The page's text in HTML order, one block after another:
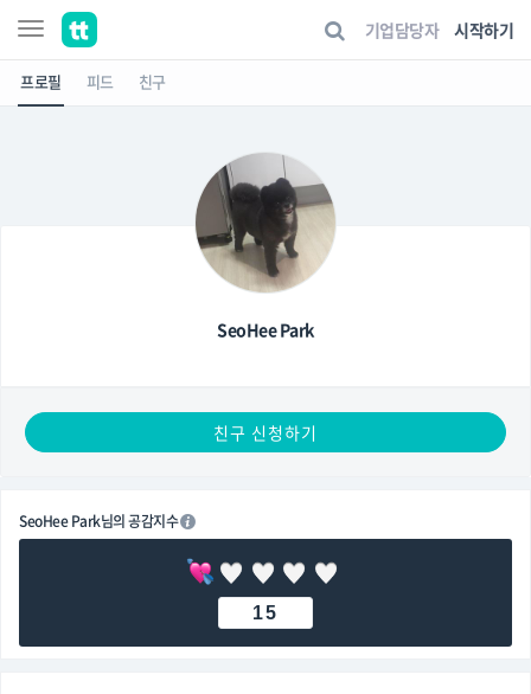
기업담당자 시작하기
프로필 피드 친구
SeoHee Park
친구 신청하기
SeoHee Park님의 공감지수
15